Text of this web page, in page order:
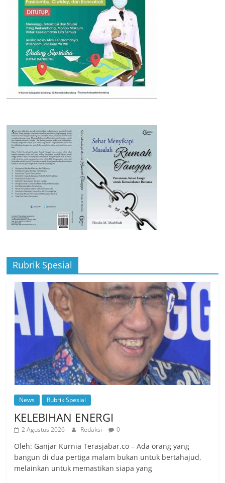
Rubrik Spesial
News Rubrik Spesial
KELEBIHAN ENERGI
2 Agustus 2026 Redaksi 0
Oleh: Ganjar Kurnia Terasjabar.co – Ada orang yang
bangun di dua pertiga malam bukan untuk bertahajud,
melainkan untuk memastikan siapa yang